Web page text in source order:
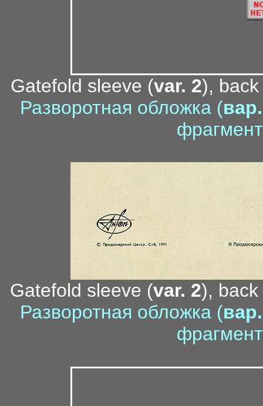
Gatefold sleeve (var. 2),
Разворотная обложка (
Gatefold sleeve (var. 2),
Разворотная обложка (